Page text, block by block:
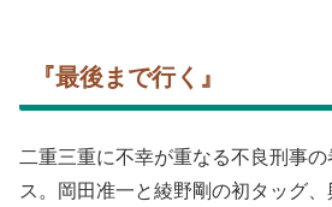
『最後まで行く』
二重三重に不幸が重なる不良刑事
ス。岡田准一と綾野剛の初タッグ、